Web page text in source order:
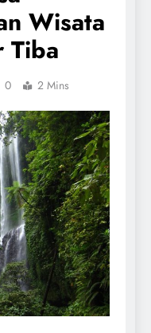
Wisata
Tiba
0 2 Mins